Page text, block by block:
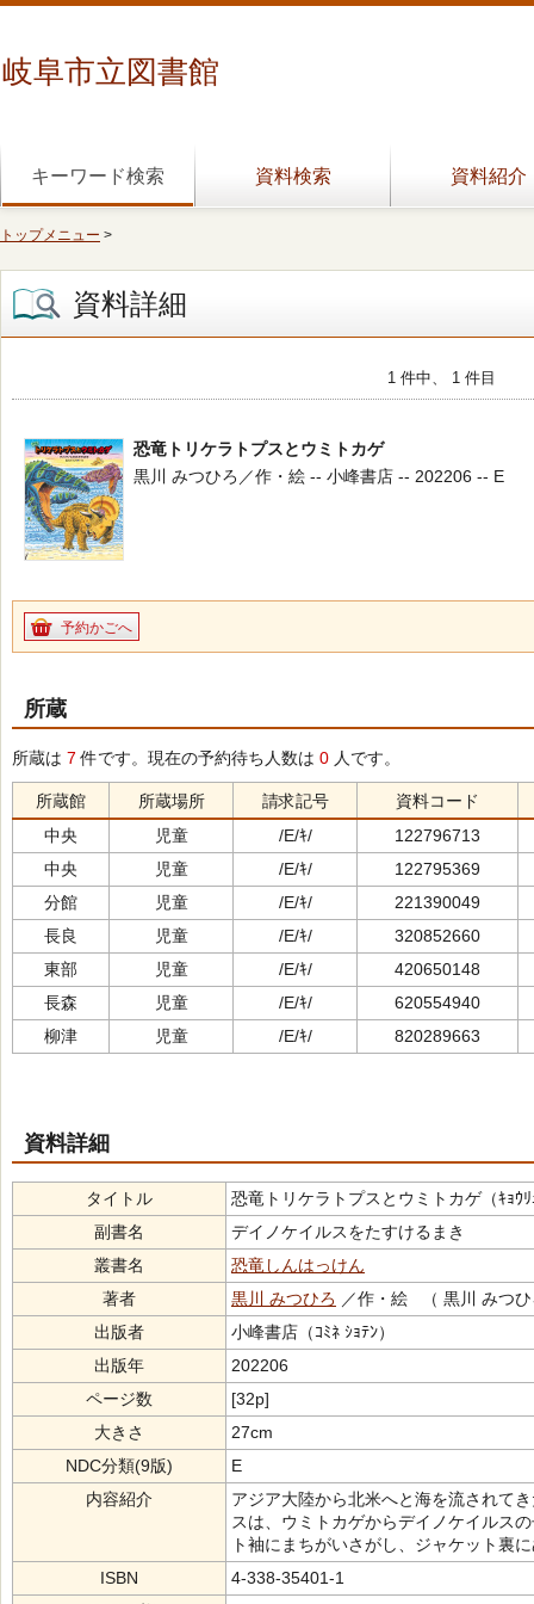
岐阜市立図書館
キーワード検索 資料検索 資料紹介
トップメニュー >
資料詳細
1 件中、 1 件目
恐竜トリケラトプスとウミトカゲ
黒川 みつひろ／作・絵 -- 小峰書店 -- 202206 -- E
予約かごへ
所蔵
所蔵は 7 件です。現在の予約待ち人数は 0 人です。
所蔵館 所蔵場所 請求記号
資料コード
中央
児童 /E/ｷ/
122796713
中央
児童 /E/ｷ/
122795369
分館
児童 /E/ｷ/
221390049
長良
児童 /E/ｷ/
320852660
東部
児童 /E/ｷ/
420650148
長森
児童 /E/ｷ/
620554940
柳津
児童 /E/ｷ/ 820289663
資料詳細
タイトル
恐竜トリケラトプスとウミトカゲ（ｷｮｳﾘ
副書名
デイノケイルスをたすけるまき
叢書名
恐竜しんはっけん
著者
黒川 みつひろ ／作・絵 （ 黒川 みつ
出版者
小峰書店（ｺﾐﾈ ｼｮﾃﾝ）
出版年
202206
ページ数
[32p]
大きさ
27cm
NDC分類(9版)
E
内容紹介
アジア大陸から北米へと海を流されて
スは、ウミトカゲからデイノケイルス
ト袖にまちがいさがし、ジャケット裏
ISBN
4-338-35401-1